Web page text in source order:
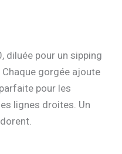
diluée pour un sipping
gorgée ajoute
pour les
lignes droites. Un